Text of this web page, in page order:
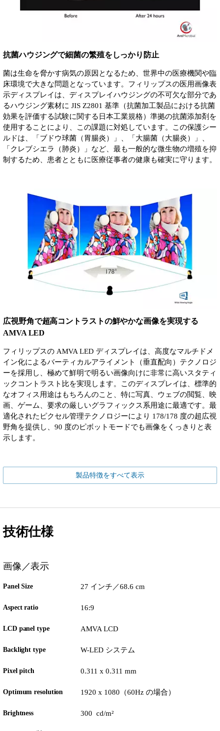
抗菌ハウジングで細菌の繁殖をしっかり防止
菌は生命を脅かす病気の原因となるため、世界中の医療機関や臨
床環境で大きな問題となっています。フィリップスの医用画像表
示ディスプレイは、ディスプレイハウジングの不可欠な部分であ
るハウジング素材に JIS Z2801 基準（抗菌加工製品における抗菌
効果を評価する試験に関する日本工業規格）準拠の抗菌添加剤を
使用することにより、この課題に対処しています。この保護シー
ルドは、「ブドウ球菌（胃腸炎）」、「大腸菌（大腸炎）」、
「クレブシエラ（肺炎）」など、最も一般的な微生物の増殖を抑
制するため、患者とともに医療従事者の健康も確実に守ります。
広視野角で超高コントラストの鮮やかな画像を実現する
AMVA LED
フィリップスの AMVA LED ディスプレイは、高度なマルチドメ
イン化によるバーティカルアライメント（垂直配向）テクノロジ
ーを採用し、極めて鮮明で明るい画像向けに非常に高いスタティ
ックコントラスト比を実現します。このディスプレイは、標準的
なオフィス用途はもちろんのこと、特に写真、ウェブの閲覧、映
画、ゲーム、要求の厳しいグラフィックス系用途に最適です。最
適化されたピクセル管理テクノロジーにより 178/178 度の超広視
野角を提供し、90 度のピボットモードでも画像をくっきりと表
示します。
製品特徴をすべて表示
技術仕様
画像／表示
Panel Size 27 インチ／68.6 cm
Aspect ratio 16:9
LCD panel type AMVA LCD
Backlight type W-LED システム
Pixel pitch 0.311 x 0.311 mm
Optimum resolution 1920 x 1080（60Hz の場合）
Brightness 300 cd/m²